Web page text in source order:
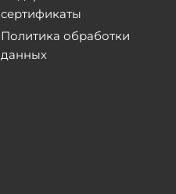
сертификаты
Политика обработки
данных